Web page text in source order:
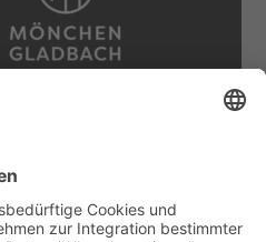
Datenschutz
Cookie-Einstellungen